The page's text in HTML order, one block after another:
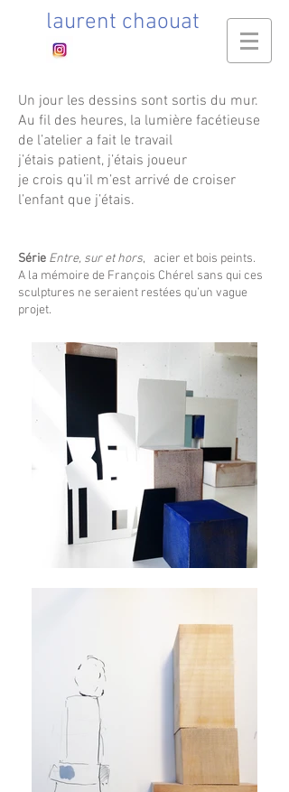
laurent chaouat
Un jour les dessins sont sortis du mur.
Au fil des heures, la lumière facétieuse
de l’atelier a fait le travail
j’étais patient, j’étais joueur
je crois qu’il m’est arrivé de croiser
l’enfant que j’étais.
Série Entre, sur et hors, acier et bois peints.
A la mémoire de François Chérel sans qui ces
sculptures ne seraient restées qu’un vague
projet.